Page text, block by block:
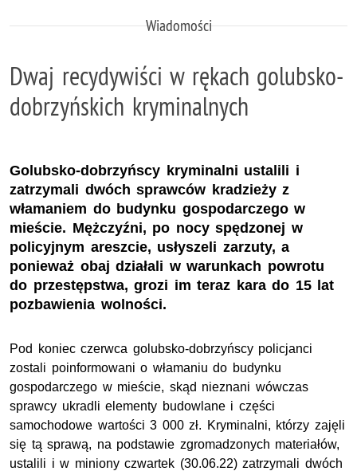
Wiadomości
Dwaj recydywiści w rękach golubsko-
dobrzyńskich kryminalnych
Golubsko-dobrzyńscy kryminalni ustalili i
zatrzymali dwóch sprawców kradzieży z
włamaniem do budynku gospodarczego w
mieście. Mężczyźni, po nocy spędzonej w
policyjnym areszcie, usłyszeli zarzuty, a
ponieważ obaj działali w warunkach powrotu
do przestępstwa, grozi im teraz kara do 15 lat
pozbawienia wolności.
Pod koniec czerwca golubsko-dobrzyńscy policjanci
zostali poinformowani o włamaniu do budynku
gospodarczego w mieście, skąd nieznani wówczas
sprawcy ukradli elementy budowlane i części
samochodowe wartości 3 000 zł. Kryminalni, którzy zajęli
się tą sprawą, na podstawie zgromadzonych materiałów,
ustalili i w miniony czwartek (30.06.22) zatrzymali dwóch